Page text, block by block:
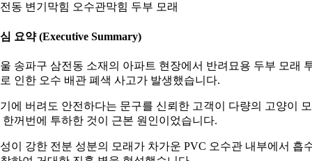
동 변기막힘 오수관막힘 두부 모래
요약 (Executive Summary)
송파구 삼전동 소재의 아파트 현장에서 반려묘용 두부 모래
인한 오수 배관 폐색 사고가 발생했습니다.
에 버려도 안전하다는 문구를 신뢰한 고객이 다량의 고양이
한꺼번에 투하한 것이 근본 원인이었습니다.
이 강한 전분 성분의 모래가 차가운 PVC 오수관 내부에서 흡